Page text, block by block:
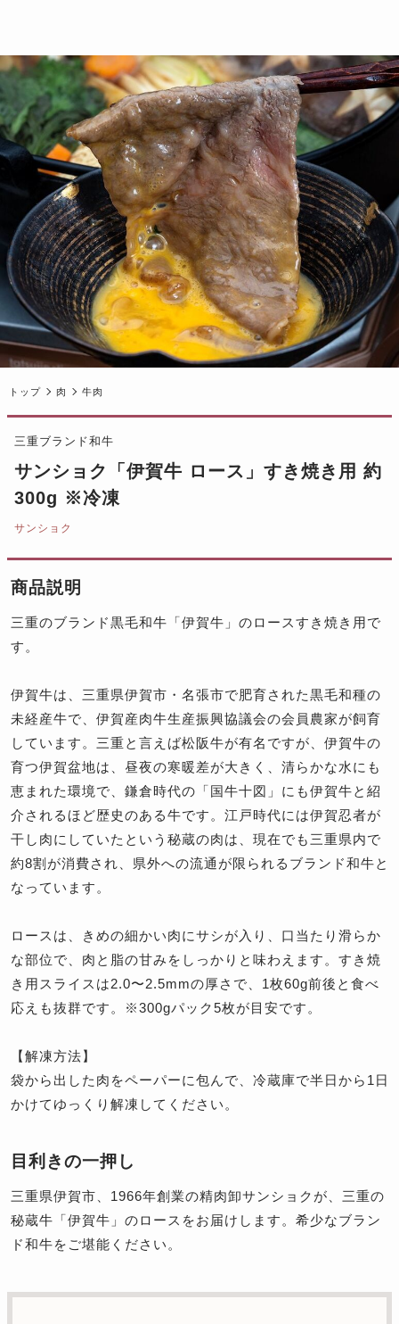
トップ 肉 牛肉
三重ブランド和牛
サンショク「伊賀牛 ロース」すき焼き用 約
300g ※冷凍
サンショク
商品説明
三重のブランド黒毛和牛「伊賀牛」のロースすき焼き用で
す。
伊賀牛は、三重県伊賀市・名張市で肥育された黒毛和種の
未経産牛で、伊賀産肉牛生産振興協議会の会員農家が飼育
しています。三重と言えば松阪牛が有名ですが、伊賀牛の
育つ伊賀盆地は、昼夜の寒暖差が大きく、清らかな水にも
恵まれた環境で、鎌倉時代の「国牛十図」にも伊賀牛と紹
介されるほど歴史のある牛です。江戸時代には伊賀忍者が
干し肉にしていたという秘蔵の肉は、現在でも三重県内で
約8割が消費され、県外への流通が限られるブランド和牛と
なっています。
ロースは、きめの細かい肉にサシが入り、口当たり滑らか
な部位で、肉と脂の甘みをしっかりと味わえます。すき焼
き用スライスは2.0〜2.5mmの厚さで、1枚60g前後と食べ
応えも抜群です。※300gパック5枚が目安です。
【解凍方法】
袋から出した肉をペーパーに包んで、冷蔵庫で半日から1日
かけてゆっくり解凍してください。
目利きの一押し
三重県伊賀市、1966年創業の精肉卸サンショクが、三重の
秘蔵牛「伊賀牛」のロースをお届けします。希少なブラン
ド和牛をご堪能ください。